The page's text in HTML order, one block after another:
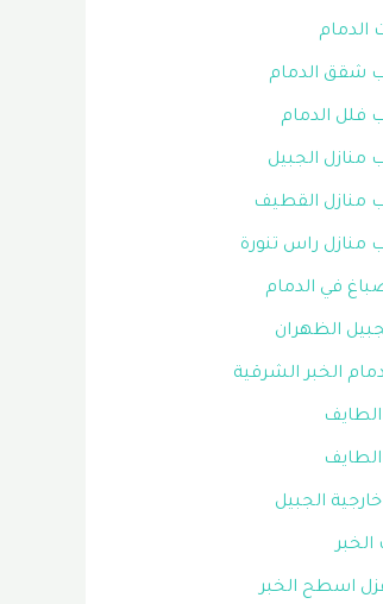
الدمام
شقق الدمام
الدمام
الجبيل
القطيف
راس تنورة
في الدمام
الظهران
الخبر الشرقية
الجبيل
الخبر
اسطح الخبر